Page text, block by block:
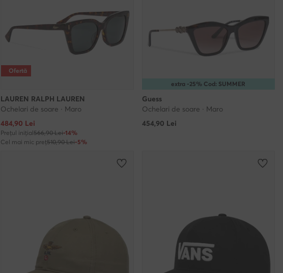
Ofertă
LAUREN RALPH LAUREN
Ochelari de soare · Maro
Prețul actual
484,90 Lei
Prețul inițial566,90 Lei-14%
Cel mai mic preț510,90 Lei-5%
extra -25% Cod: SUMMER
Guess
Ochelari de soare · Maro
454,90 Lei